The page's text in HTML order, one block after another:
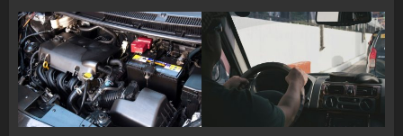
comparer
les
TAEG
et
éviter
les
pièges